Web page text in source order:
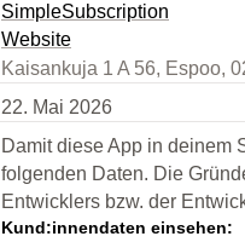
SimpleSubscription
Website
Kaisankuja 1 A 56, Espoo,
22. Mai 2026
Damit diese App in deinem
folgenden Daten. Die
Entwicklers bzw. der
Kund:innendaten einsehen: